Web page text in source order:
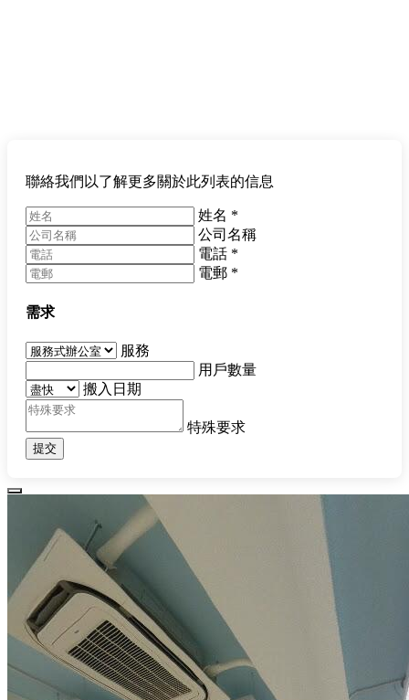
聯絡我們以了解更多關於此列表的信息
姓名 *
公司名稱
電話 *
電郵 *
需求
服務
用戶數量
搬入日期
特殊要求
提交